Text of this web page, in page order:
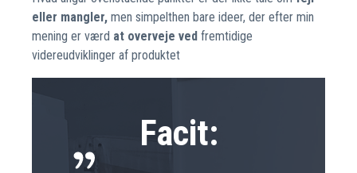
eller mangler, men simpelthen bare ideer, der efter min
mening er værd at overveje ved fremtidige
videreudviklinger af produktet
Facit: